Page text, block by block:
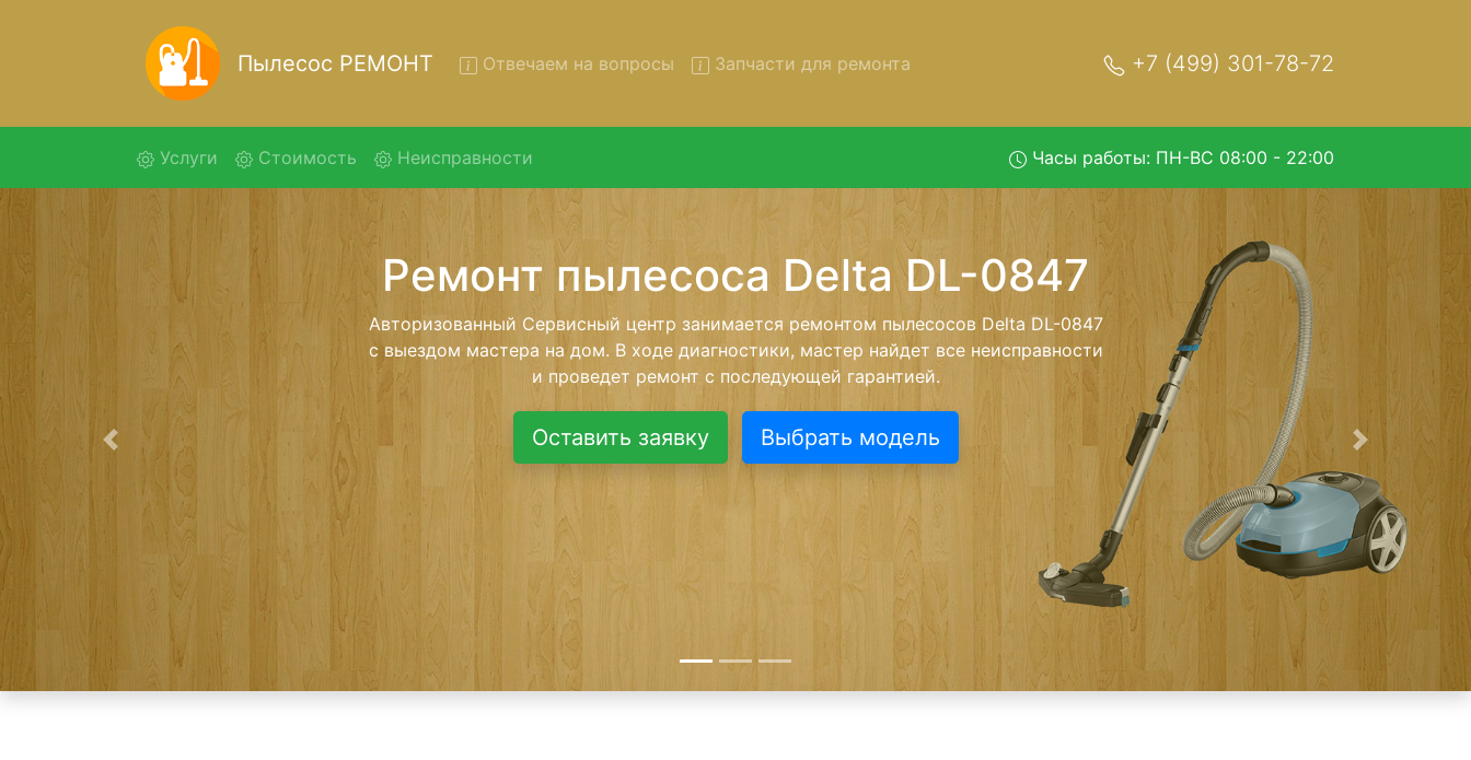
Пылесос РЕМОНТ Отвечаем на вопросы Запчасти для ремонта +7 (499) 301-78-72
Услуги (current)Стоимость Неисправности Часы работы: ПН-ВС 08:00 - 22:00
Ремонт пылесосов Delta DL-0847 с
вывозом в сервис
Ремонт пылесосов Delta DL-0847 с вывозом в сервисный центр и обратно - с
помощью нашей бесплатной услуги, специалист заберет Ваш пылесос для
дальнейшего более детального ремонта. Оговоренная стоимость ремонта
останется неизменно при возвращении видеотехники обратно.
Оставить заявку Выбрать модель
Предыдущая Следующая